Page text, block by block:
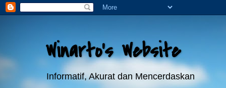
Winarto's Website
Informatif, Akurat dan Mencerdaskan